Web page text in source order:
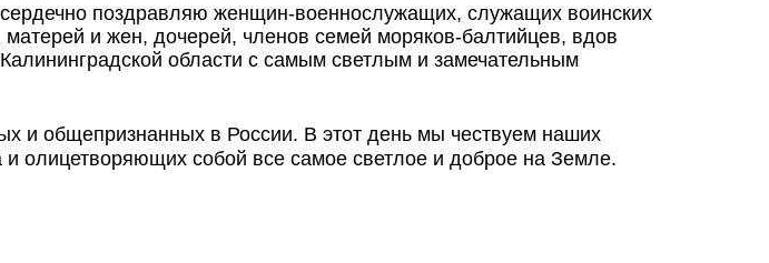
поздравляю женщин-военнослужащих, служащих воинских
и жен, дочерей, членов семей моряков-балтийцев, вдов
области с самым светлым и замечательным
и общепризнанных в России. В этот день мы чествуем наших
собой все самое светлое и доброе на Земле.